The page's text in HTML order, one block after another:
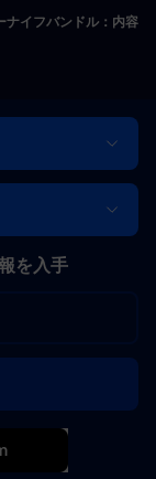
ナイフバンドル：内容
を入手